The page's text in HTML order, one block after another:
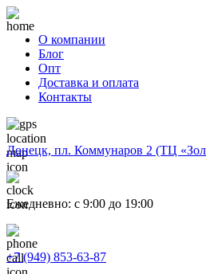
О компании
Блог
Опт
Доставка и оплата
Контакты
Донецк, пл. Коммунаров 2 (ТЦ
Ежедневно: с 9:00 до 19:00
+7 (949) 853-63-87